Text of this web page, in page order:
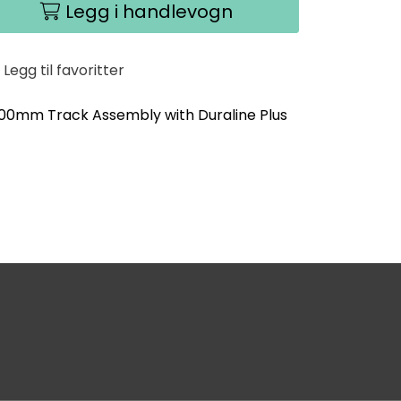
Legg i handlevogn
Legg til favoritter
Track Assembly with Duraline Plus